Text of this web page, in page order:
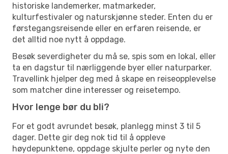
historiske landemerker, matmarkeder,
kulturfestivaler og naturskjønne steder. Enten du er
førstegangsreisende eller en erfaren reisende, er
det alltid noe nytt å oppdage.
Besøk severdigheter du må se, spis som en lokal, eller
ta en dagstur til nærliggende byer eller naturparker.
Travellink hjelper deg med å skape en reiseopplevelse
som matcher dine interesser og reisetempo.
Hvor lenge bør du bli?
For et godt avrundet besøk, planlegg minst 3 til 5
dager. Dette gir deg nok tid til å oppleve
høydepunktene, oppdage skjulte perler og nyte den